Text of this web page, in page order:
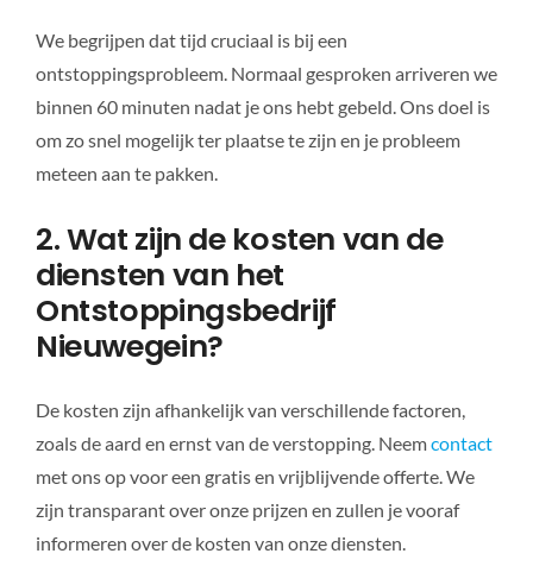
We begrijpen dat tijd cruciaal is bij een
ontstoppingsprobleem. Normaal gesproken arriveren we
binnen 60 minuten nadat je ons hebt gebeld. Ons doel is
om zo snel mogelijk ter plaatse te zijn en je probleem
meteen aan te pakken.
2. Wat zijn de kosten van de
diensten van het
Ontstoppingsbedrijf
Nieuwegein?
De kosten zijn afhankelijk van verschillende factoren,
zoals de aard en ernst van de verstopping. Neemcontact
met ons op voor een gratis en vrijblijvende offerte. We
zijn transparant over onze prijzen en zullen je vooraf
informeren over de kosten van onze diensten.